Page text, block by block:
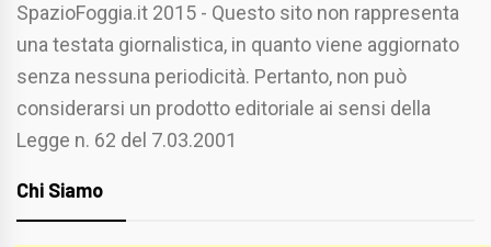
SpazioFoggia.it 2015 - Questo sito non rappresenta
una testata giornalistica, in quanto viene aggiornato
senza nessuna periodicità. Pertanto, non può
considerarsi un prodotto editoriale ai sensi della
Legge n. 62 del 7.03.2001
Chi Siamo